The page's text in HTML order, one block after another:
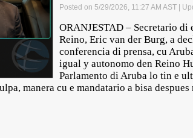
Posted on 5/29/2026, 11:27 AM AST |
ORANJESTAD – Secretario di
Reino, Eric van der Burg, a
conferencia di prensa, cu
igual y autonomo den Reino
Parlamento di Aruba lo tin e
manera cu e mandatario a bisa